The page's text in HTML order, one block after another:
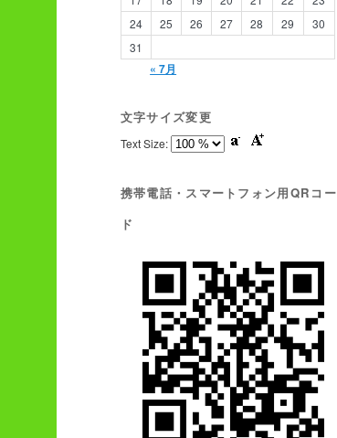
24
25 26 27 28 29
30
31
« 7月
文字サイズ変更
Text Size:
携帯電話・スマートフォン用QRコー
ド